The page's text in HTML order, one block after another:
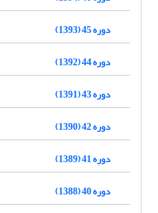
دوره 45 (1393)
دوره 44 (1392)
دوره 43 (1391)
دوره 42 (1390)
دوره 41 (1389)
دوره 40 (1388)